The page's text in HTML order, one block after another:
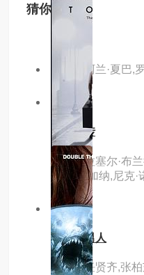
猜你喜欢
主演：阿兰·夏巴,
2.0分 hd
阿舍正传
主演：拉塞尔·布
詹妮弗·加纳,尼克·
7.0分 hd
绝种好男人
主演：任贤齐,张